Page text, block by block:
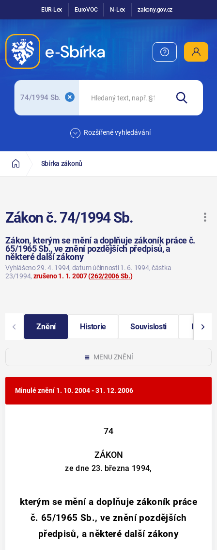
EUR-Lex EuroVOC N-Lex zakony.gov.cz
74/1994 Sb.
Rozšířené vyhledávání
Sbírka zákonů
Zákon č. 74/1994 Sb.
Zákon, kterým se mění a doplňuje zákoník práce č.
65/1965 Sb., ve znění pozdějších předpisů, a
některé další zákony
Vyhlášeno 29. 4. 1994, datum účinnosti 1. 6. 1994, částka
23/1994, zrušeno 1. 1. 2007(262/2006 Sb.)
Znění Historie Souvislosti
MENU ZNĚNÍ
Minulé znění1. 10. 2004 - 31. 12. 2006
74
ZÁKON
ze dne 23. března 1994,
kterým se mění a doplňuje zákoník práce
č. 65/1965 Sb., ve znění pozdějších
předpisů, a některé další zákony